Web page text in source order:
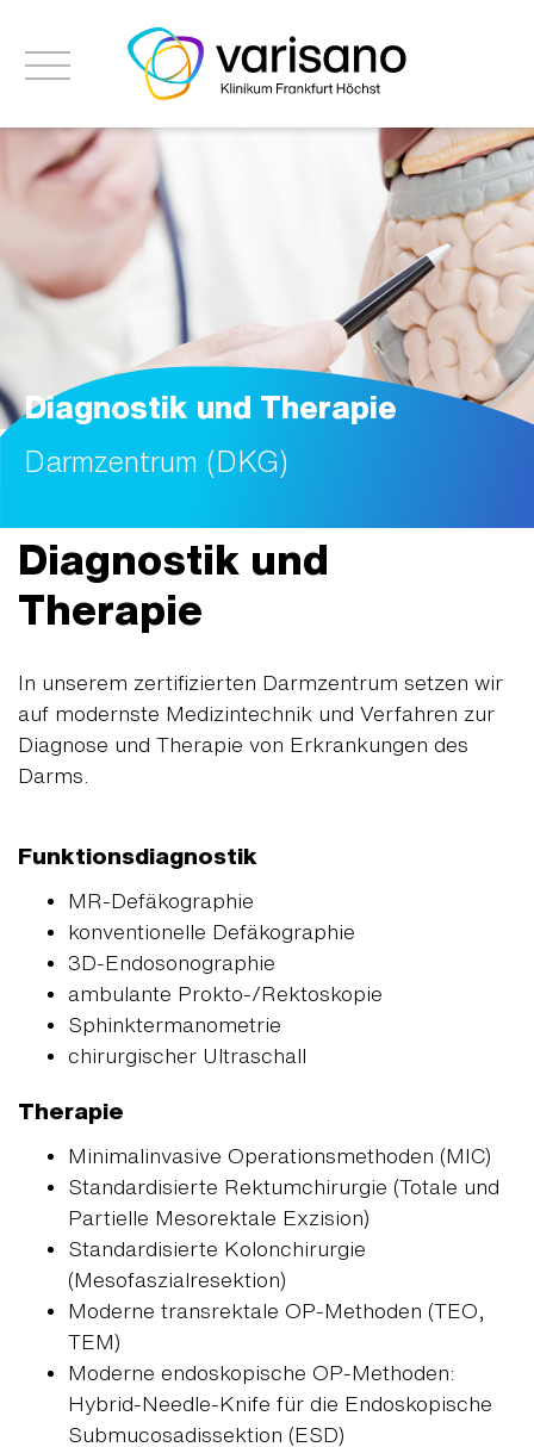
Diagnostik und Therapie
Darmzentrum (DKG)
Diagnostik und
Therapie
In unserem zertifizierten Darmzentrum setzen wir
auf modernste Medizintechnik und Verfahren zur
Diagnose und Therapie von Erkrankungen des
Darms.
Funktionsdiagnostik
MR-Defäkographie
konventionelle Defäkographie
3D-Endosonographie
ambulante Prokto-/Rektoskopie
Sphinktermanometrie
chirurgischer Ultraschall
Therapie
Minimalinvasive Operationsmethoden (MIC)
Standardisierte Rektumchirurgie (Totale und
Partielle Mesorektale Exzision)
Standardisierte Kolonchirurgie
(Mesofaszialresektion)
Moderne transrektale OP-Methoden (TEO,
TEM)
Moderne endoskopische OP-Methoden:
Hybrid-Needle-Knife für die Endoskopische
Submucosadissektion (ESD)